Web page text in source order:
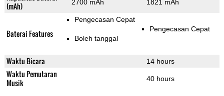
(mAh)
2700 mAh 1821 mAh
Baterai Features
Pengecasan Cepat
Boleh tanggal
Pengecasan Cepat
Waktu Bicara 14 hours
Waktu Pemutaran
Musik
40 hours